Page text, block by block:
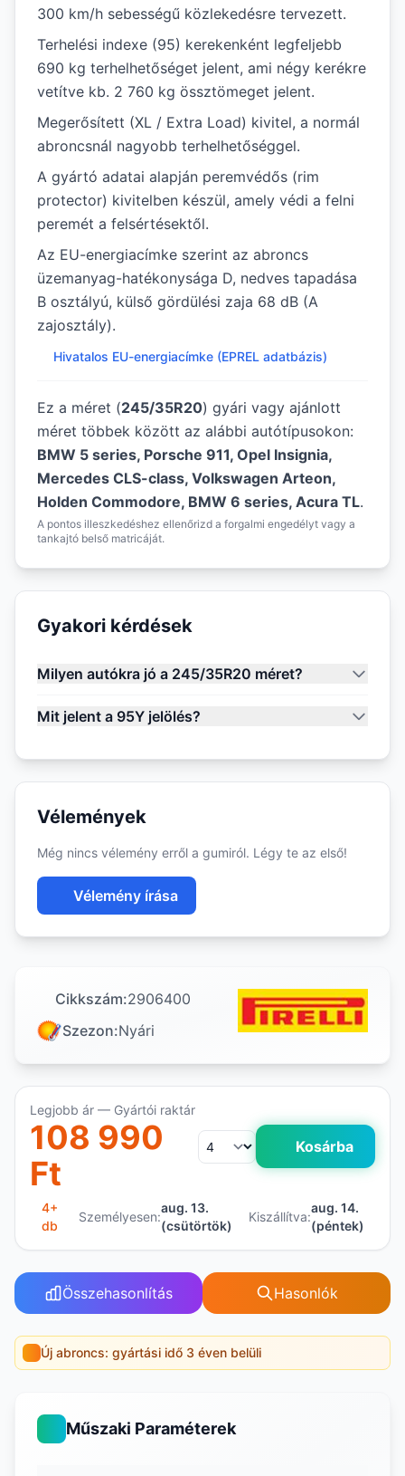
300 km/h sebességű közlekedésre tervezett.
Terhelési indexe (95) kerekenként legfeljebb
690 kg terhelhetőséget jelent, ami négy kerékre
vetítve kb. 2 760 kg össztömeget jelent.
Megerősített (XL / Extra Load) kivitel, a normál
abroncsnál nagyobb terhelhetőséggel.
A gyártó adatai alapján peremvédős (rim
protector) kivitelben készül, amely védi a felni
peremét a felsértésektől.
Az EU-energiacímke szerint az abroncs
üzemanyag-hatékonysága D, nedves tapadása
B osztályú, külső gördülési zaja 68 dB (A
zajosztály).
Hivatalos EU-energiacímke (EPREL adatbázis)
Ez a méret (245/35R20) gyári vagy ajánlott
méret többek között az alábbi autótípusokon:
BMW 5 series, Porsche 911, Opel Insignia,
Mercedes CLS-class, Volkswagen Arteon,
Holden Commodore, BMW 6 series, Acura TL.
A pontos illeszkedéshez ellenőrizd a forgalmi engedélyt vagy a
tankajtó belső matricáját.
Gyakori kérdések
Milyen autókra jó a 245/35R20 méret?
Mit jelent a 95Y jelölés?
Vélemények
Még nincs vélemény erről a gumiról. Légy te az első!
Vélemény írása
Cikkszám:2906400
Szezon:Nyári
Legjobb ár — Gyártói raktár
108 990
Ft
Kosárba
4+
db
Személyesen:
aug. 13.
(csütörtök)
Kiszállítva:
aug. 14.
(péntek)
Összehasonlítás Hasonlók
Új abroncs: gyártási idő 3 éven belüli
Műszaki Paraméterek